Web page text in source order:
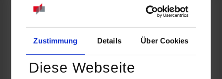
Zustimmung Details Über Cookies
Diese Webseite
Fujitsu Services GmbH
Konrad-Zuse-Straße 16
74172 Neckarsulm
Tabea Plum